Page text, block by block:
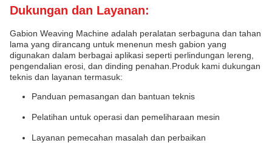
Dukungan dan Layanan:
Gabion Weaving Machine adalah peralatan serbaguna dan tahan
lama yang dirancang untuk menenun mesh gabion yang
digunakan dalam berbagai aplikasi seperti perlindungan lereng,
pengendalian erosi, dan dinding penahan.Produk kami dukungan
teknis dan layanan termasuk:
Panduan pemasangan dan bantuan teknis
Pelatihan untuk operasi dan pemeliharaan mesin
Layanan pemecahan masalah dan perbaikan